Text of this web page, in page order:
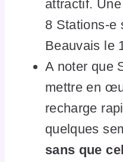
attractif.
8 Stations-e
Beauvais le
A noter que
mettre en
recharge
quelques
sans que